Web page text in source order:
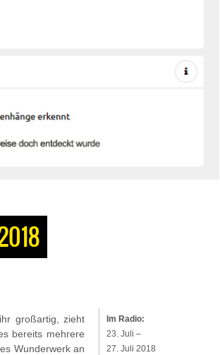
Im Radio:
23. Juli –
27. Juli 2018
großartig, zieht
bereits mehrere
Wunderwerk an